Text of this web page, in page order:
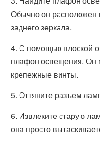
Обычно он расположен
заднего зеркала.
4. С помощью плоской
плафон освещения. Он
крепежные винты.
5. Оттяните разъем
6. Извлеките старую
она просто